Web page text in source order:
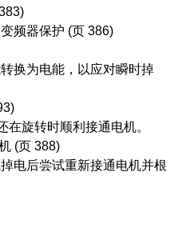
频器保护 (页 386)
换为电能，以应对瞬时掉
在旋转时顺利接通电机。
(页 388)
电后尝试重新接通电机并根